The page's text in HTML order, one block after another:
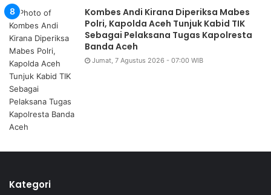
Kombes Andi Kirana Diperiksa Mabes
Polri, Kapolda Aceh Tunjuk Kabid TIK
Sebagai Pelaksana Tugas Kapolresta
Banda Aceh
Jumat, 7 Agustus 2026 - 07:00 WIB
Kategori